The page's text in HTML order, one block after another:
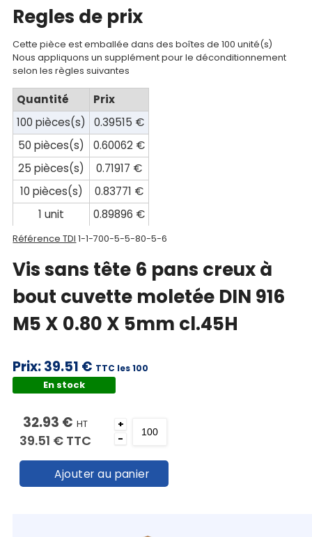
compte
Mon
panier
Contact
Regles de prix
Cette pièce est emballée dans des boîtes de 100 unité(s)
Nous appliquons un supplément pour le déconditionnement
selon les règles suivantes
Quantité
Prix
100 pièces(s)
0.39515 €
50 pièces(s)
0.60062 €
25 pièces(s)
0.71917 €
10 pièces(s)
0.83771 €
1 unit
0.89896 €
Référence TDI 1-1-700-5-5-80-5-6
Vis sans tête 6 pans creux à
bout cuvette moletée DIN 916
M5 X 0.80 X 5mm cl.45H
Prix:39.51 € TTC les 100
En stock
32.93 € HT
39.51 € TTC
+
-
Ajouter au panier